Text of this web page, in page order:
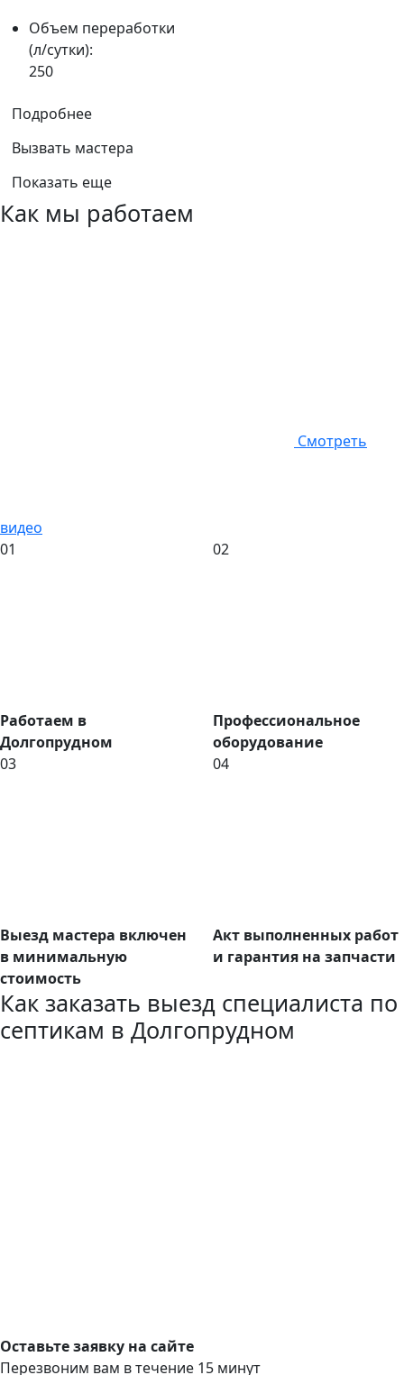
Объем переработки
(л/сутки):
250
Подробнее
Вызвать мастера
Показать еще
Как мы работаем
Смотреть
видео
01
Работаем в
Долгопрудном
02
Профессиональное
оборудование
03
Выезд мастера включен
в минимальную
стоимость
04
Акт выполненных работ
и гарантия на запчасти
Как заказать выезд специалиста по
септикам в Долгопрудном
Оставьте заявку на сайте
Перезвоним вам в течение 15 минут